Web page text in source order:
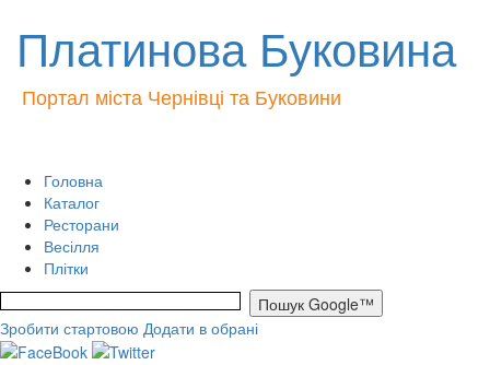
Платинова Буковина
Портал міста Чернівці та Буковини
Головна
Каталог
Ресторани
Весілля
Плітки
Зробити стартовою Додати в обрані